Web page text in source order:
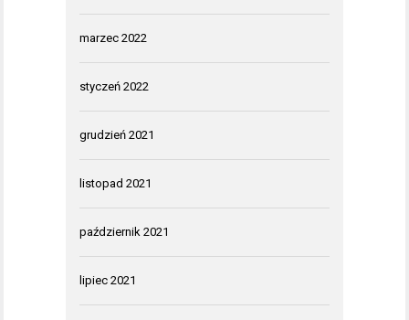
marzec 2022
styczeń 2022
grudzień 2021
listopad 2021
październik 2021
lipiec 2021